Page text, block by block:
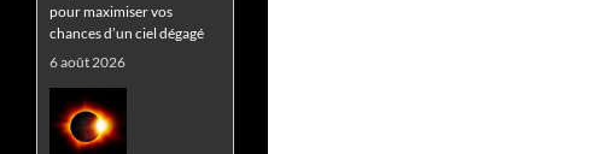
pour maximiser vos
chances d’un ciel dégagé
6 août 2026